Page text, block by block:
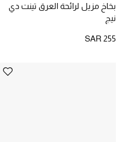
الأطفال
المستلزمات المنزلية
بخاخ مزيل لرائحة العرق تينت دي
نيج
SAR 255